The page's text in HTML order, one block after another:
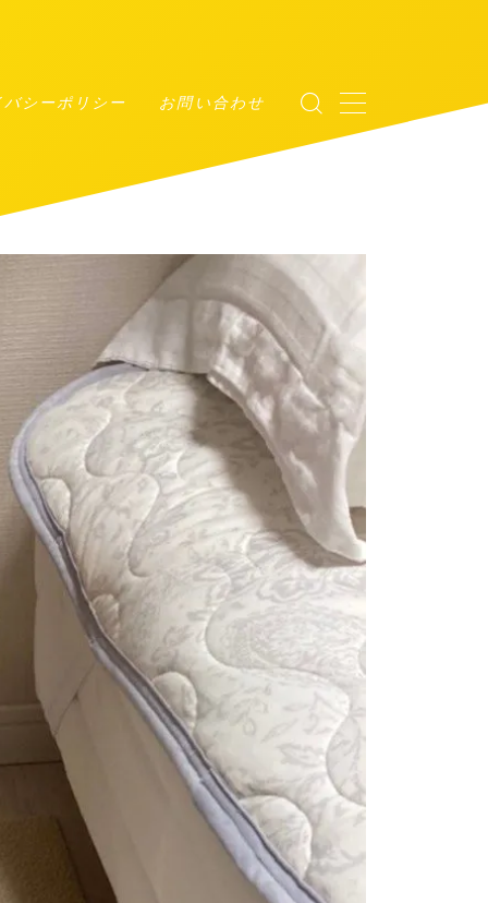
シーポリシー お問い合わせ